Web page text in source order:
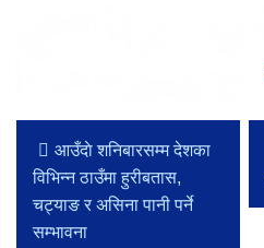
आउँदाे शनिबारसम्म देशका
विभिन्न ठाउँमा हुरीबतास,
चट्याङ र असिना पानी पर्ने
सम्भावना